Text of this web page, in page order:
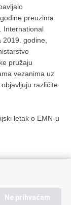
preuzima
International
godine,
pružaju
vezanima uz
različite
letak o EMN-u
Ne prihvaćam